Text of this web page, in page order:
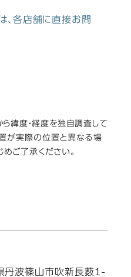
、各店舗に直接お問
社 丹南店
緯度・経度を独自調査して
が実際の位置と異なる場
ご了承ください。
波篠山市吹新長薮1-